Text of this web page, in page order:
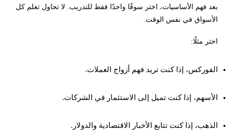
بعد فهم الأساسيات، اختر سوقًا واحدًا فقط للتدريب. لا تحاول تعلم كل
الأسواق في نفس الوقت.
اختر مثلًا:
الفوركس، إذا كنت تريد فهم أزواج العملات.
الأسهم، إذا كنت تميل إلى الاستثمار في الشركات.
الذهب، إذا كنت تتابع الأخبار الاقتصادية والدولار.